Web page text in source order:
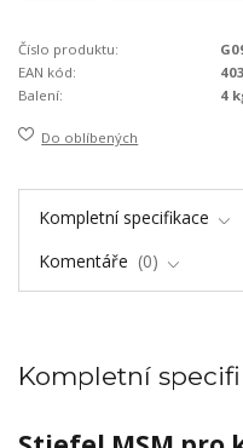
Číslo produktu:
EAN kód:
Balení:
4
Do oblíbených
Kompletní specifikace
Komentáře
0
Kompletní